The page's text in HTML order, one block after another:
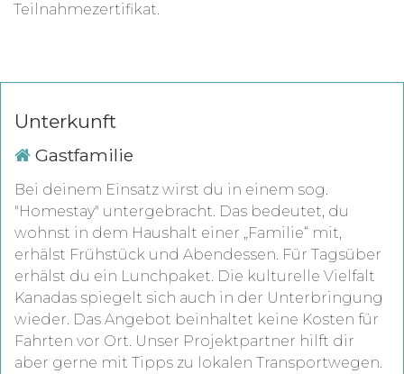
Teilnahmezertifikat.
Unterkunft
Gastfamilie
Bei deinem Einsatz wirst du in einem sog.
"Homestay" untergebracht. Das bedeutet, du
wohnst in dem Haushalt einer „Familie“ mit,
erhälst Frühstück und Abendessen. Für Tagsüber
erhälst du ein Lunchpaket. Die kulturelle Vielfalt
Kanadas spiegelt sich auch in der Unterbringung
wieder. Das Angebot beinhaltet keine Kosten für
Fahrten vor Ort. Unser Projektpartner hilft dir
aber gerne mit Tipps zu lokalen Transportwegen.